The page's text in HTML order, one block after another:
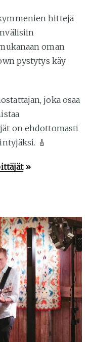
hittejä
oman
pystytys käy
joka osaa
on ehdottomasti
🎸
»